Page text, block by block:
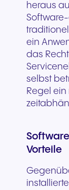
heraus
ein
das
selbst
Regel
Vorteile